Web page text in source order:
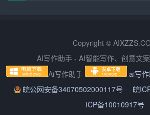
六、结构严谨、层次分明
领导讲话稿的结构要严谨，层次要分
规律。一般而言，讲话稿的结构包括
个部分。开头要引人入胜，主体要论
有力。在层次安排上，要条理清晰，主
Copyright ©
AI写作助手 - AI智能写作、创意文
Ai写作助手
ai写
皖公网安备34070502000117号
皖
ICP备10010917号